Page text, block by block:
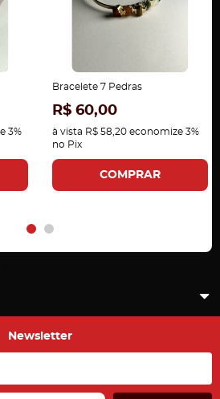
3%
Bracelete 7 Pedras
R$ 60,00
à vista R$ 58,20 economize 3%
no Pix
COMPRAR
Newsletter